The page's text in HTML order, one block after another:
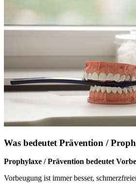
Was bedeutet Prävention /
Prophylaxe / Prävention bedeutet
Vorbeugung ist immer besser,